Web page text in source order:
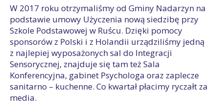
W 2017 roku otrzymaliśmy od Gminy Nadarzyn na
podstawie umowy Użyczenia nową siedzibę przy
Szkole Podstawowej w Ruścu. Dzięki pomocy
sponsorów z Polski i z Holandii urządziliśmy jedną
z najlepiej wyposażonych sal do Integracji
Sensorycznej, znajduje się tam też Sala
Konferencyjna, gabinet Psychologa oraz zaplecze
sanitarno – kuchenne. Co kwartał płacimy ryczałt za
media.